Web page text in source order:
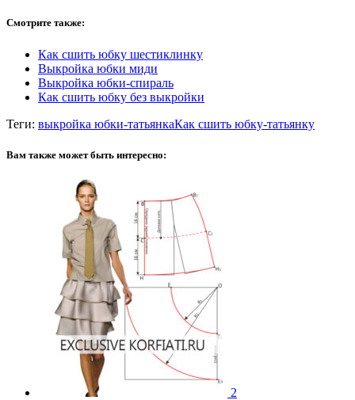
Смотрите также:
Как сшить юбку шестиклинку
Выкройка юбки миди
Выкройка юбки-спираль
Как сшить юбку без выкройки
Теги: выкройка юбки-татьянкаКак сшить юбку-татьянку
Вам также может быть интересно:
2